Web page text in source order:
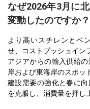
なぜ2026年3月に
変動したのですか？
より高いスチレンとベ
せ、コストプッシュイン
アジアからの輸入供給
岸および東海岸のスポッ
建設需要の強化と春に
を克服し、消費量を押し